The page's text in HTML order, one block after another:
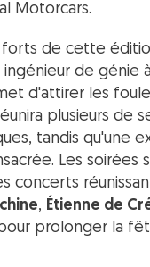
Motorcars.
forts de cette
ingénieur de génie
d'attirer les
plusieurs de
tandis qu'une
Les soirées
concerts
, Étienne de
prolonger la